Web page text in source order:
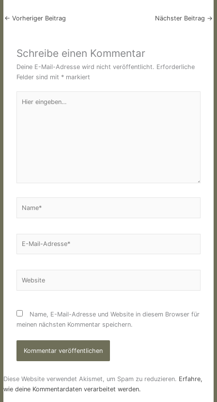
← Vorheriger Beitrag Nächster Beitrag →
Schreibe einen Kommentar
Deine E-Mail-Adresse wird nicht veröffentlicht. Erforderliche
Felder sind mit * markiert
eingeben…
Name, E-Mail-Adresse und Website in diesem Browser für
meinen nächsten Kommentar speichern.
Diese Website verwendet Akismet, um Spam zu reduzieren. Erfahre,
wie deine Kommentardaten verarbeitet werden.